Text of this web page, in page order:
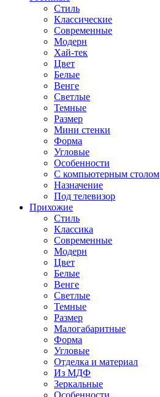
Стиль
Классические
Современные
Модерн
Хай-тек
Цвет
Белые
Венге
Светлые
Темные
Размер
Мини стенки
Форма
Угловые
Особенности
С компьютерным столом
Назначение
Под телевизор
Прихожие
Стиль
Классика
Современные
Модерн
Цвет
Белые
Венге
Светлые
Темные
Размер
Малогабаритные
Форма
Угловые
Отделка и материал
Из МДФ
Зеркальные
Особенности